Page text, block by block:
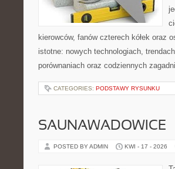
kierowców, fanów czterech kółek oraz
istotne: nowych technologiach,
porównaniach oraz codziennych
CATEGORIES: PODSTAWY RYSUNKU
SAUNAWADOWICE
POSTED BY ADMIN KWI - 17 - 2026